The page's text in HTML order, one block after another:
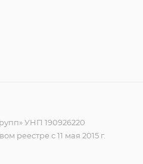
УНП 190926220
реестре с 11 мая 2015 г.